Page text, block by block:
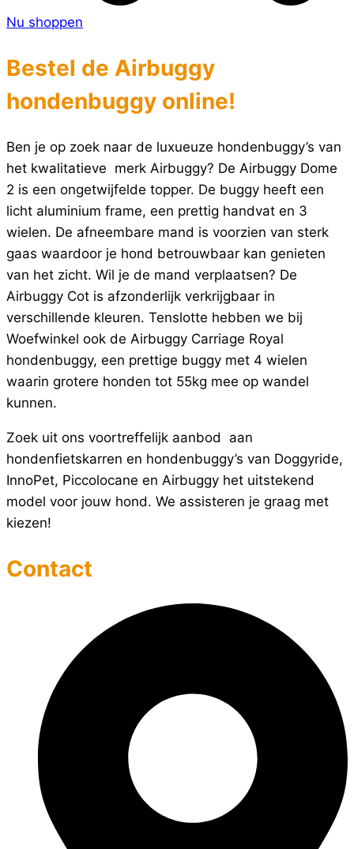
Nu shoppen
Bestel de Airbuggy
hondenbuggy online!
Ben je op zoek naar de luxueuze hondenbuggy’s van
het kwalitatieve merk Airbuggy? De Airbuggy Dome
2 is een ongetwijfelde topper. De buggy heeft een
licht aluminium frame, een prettig handvat en 3
wielen. De afneembare mand is voorzien van sterk
gaas waardoor je hond betrouwbaar kan genieten
van het zicht. Wil je de mand verplaatsen? De
Airbuggy Cot is afzonderlijk verkrijgbaar in
verschillende kleuren. Tenslotte hebben we bij
Woefwinkel ook de Airbuggy Carriage Royal
hondenbuggy, een prettige buggy met 4 wielen
waarin grotere honden tot 55kg mee op wandel
kunnen.
Zoek uit ons voortreffelijk aanbod aan
hondenfietskarren en hondenbuggy’s van Doggyride,
InnoPet, Piccolocane en Airbuggy het uitstekend
model voor jouw hond. We assisteren je graag met
kiezen!
Contact